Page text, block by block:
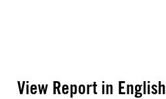
View Report in English